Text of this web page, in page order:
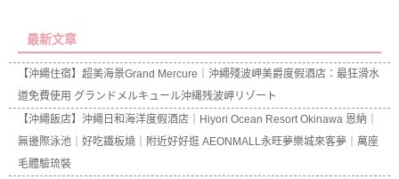
最新文章
【沖繩住宿】超美海景Grand Mercure｜沖繩殘波岬美爵度假酒店：最狂滑水
道免費使用 グランドメルキュール沖縄残波岬リゾート
【沖繩飯店】沖繩日和海洋度假酒店｜Hiyori Ocean Resort Okinawa 恩納｜
無邊際泳池｜好吃鐵板燒｜附近好好逛 AEONMALL永旺夢樂城來客夢｜萬座
毛體驗琉裝